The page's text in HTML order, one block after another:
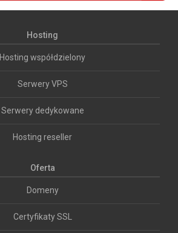
Hosting
Hosting współdzielony
Serwery VPS
Serwery dedykowane
Hosting reseller
Oferta
Domeny
Certyfikaty SSL